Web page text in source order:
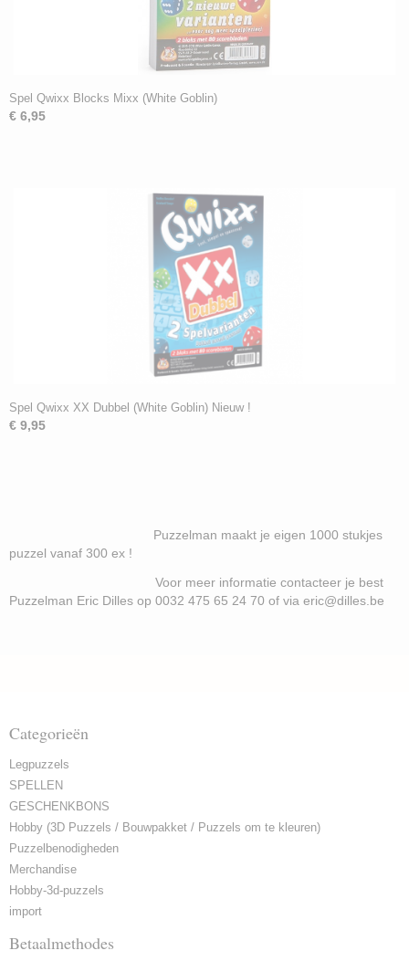
Spel Qwixx Blocks Mixx (White Goblin)
€ 6,95
Spel Qwixx XX Dubbel (White Goblin) Nieuw !
€ 9,95
Puzzelman maakt je eigen 1000 stukjes
puzzel vanaf 300 ex !
Voor meer informatie contacteer je best
Puzzelman Eric Dilles op 0032 475 65 24 70 of via eric@dilles.be
Categorieën
Legpuzzels
SPELLEN
GESCHENKBONS
Hobby (3D Puzzels / Bouwpakket / Puzzels om te kleuren)
Puzzelbenodigheden
Merchandise
Hobby-3d-puzzels
import
Betaalmethodes